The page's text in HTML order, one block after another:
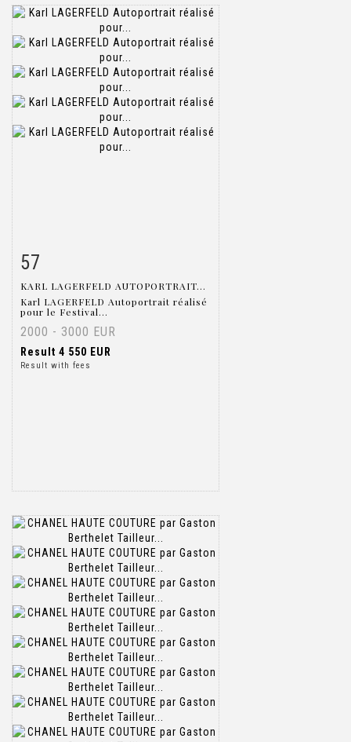
57
KARL LAGERFELD AUTOPORTRAIT...
Karl LAGERFELD Autoportrait réalisé
pour le Festival...
2000 - 3000 EUR
Result 4 550 EUR
Result with fees